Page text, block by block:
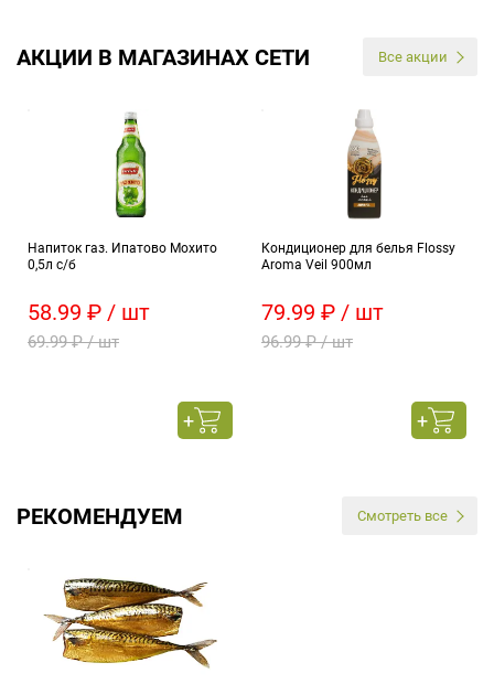
АКЦИИ В МАГАЗИНАХ СЕТИ Все акции
Напиток газ. Ипатово Мохито
0,5л с/б
58.99 ₽ / шт
69.99 ₽ / шт
Кондиционер для белья Flossy
Aroma Veil 900мл
79.99 ₽ / шт
96.99 ₽ / шт
РЕКОМЕНДУЕМ Смотреть все